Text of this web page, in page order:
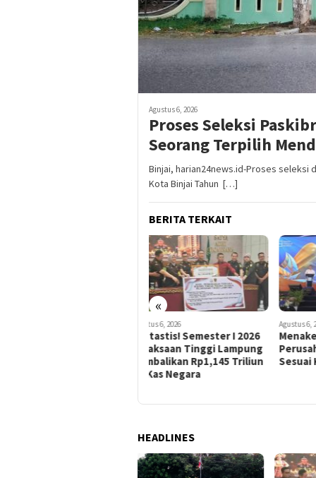
Agustus 6, 2026
Proses Seleksi
Seorang Terpilih
Binjai, harian24news.id-Proses seleksi
Kota Binjai Tahun […]
BERITA TERKAIT
«
Agustus 6, 2026
Menaker Ungkap 80 Persen
Perusahaan Sulit Cari SDM
Sesuai Kebutuhan Industri
HEADLINES